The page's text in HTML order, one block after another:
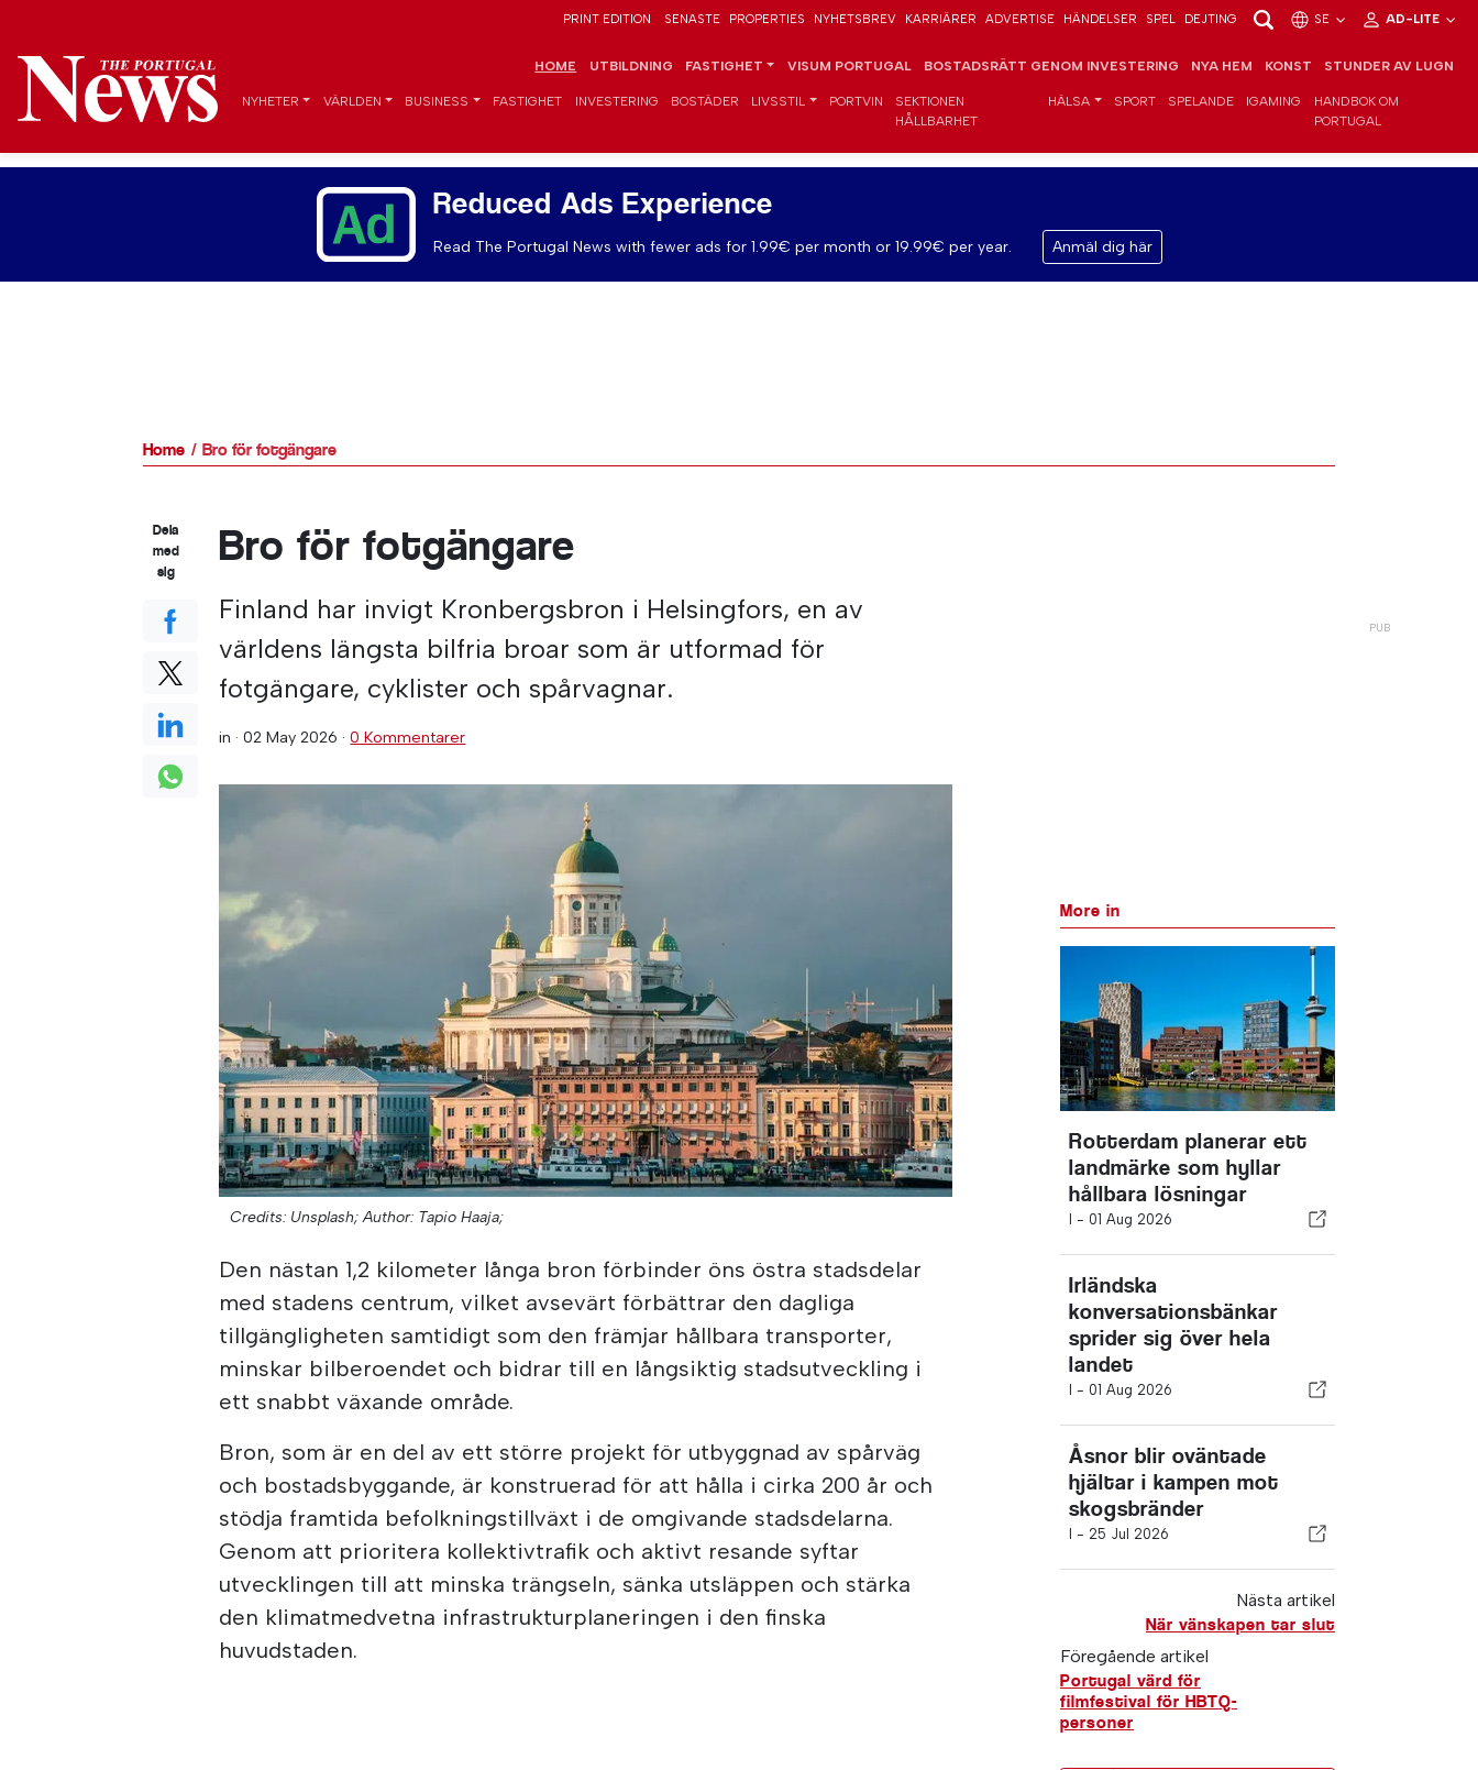
PRINT EDITION SENASTE PROPERTIES NYHETSBREV KARRIÄRER ADVERTISE HÄNDELSER SPEL DEJTING SE AD-LITE
HOME UTBILDNING FASTIGHET VISUM PORTUGAL BOSTADSRÄTT GENOM INVESTERING NYA HEM KONST STUNDER AV LUGN
NYHETER VÄRLDEN BUSINESS FASTIGHET INVESTERING BOSTÄDER LIVSSTIL PORTVIN
SEKTIONEN
HÅLLBARHET
HÄLSA SPORT SPELANDE IGAMING
HANDBOK OM
PORTUGAL
Reduced Ads Experience
Read The Portugal News with fewer ads for 1.99€ per month or 19.99€ per year. Anmäl dig här
Home Bro för fotgängare
Bro för fotgängare
Finland har invigt Kronbergsbron i Helsingfors, en av
världens längsta bilfria broar som är utformad för
fotgängare, cyklister och spårvagnar.
in ·02 May 2026 ·0 Kommentarer
Credits: Unsplash; Author: Tapio Haaja;
Den nästan 1,2 kilometer långa bron förbinder öns östra stadsdelar
med stadens centrum, vilket avsevärt förbättrar den dagliga
tillgängligheten samtidigt som den främjar hållbara transporter,
minskar bilberoendet och bidrar till en långsiktig stadsutveckling i
ett snabbt växande område.
Bron, som är en del av ett större projekt för utbyggnad av spårväg
och bostadsbyggande, är konstruerad för att hålla i cirka 200 år och
stödja framtida befolkningstillväxt i de omgivande stadsdelarna.
Genom att prioritera kollektivtrafik och aktivt resande syftar
utvecklingen till att minska trängseln, sänka utsläppen och stärka
den klimatmedvetna infrastrukturplaneringen i den finska
huvudstaden.
Dela
med
sig
More in
Rotterdam planerar ett
landmärke som hyllar
hållbara lösningar
I - 01 Aug 2026
Irländska
konversationsbänkar
sprider sig över hela
landet
I - 01 Aug 2026
Åsnor blir oväntade
hjältar i kampen mot
skogsbränder
I - 25 Jul 2026
Nästa artikel
När vänskapen tar slut
Föregående artikel
Portugal värd för
filmfestival för HBTQ-
personer